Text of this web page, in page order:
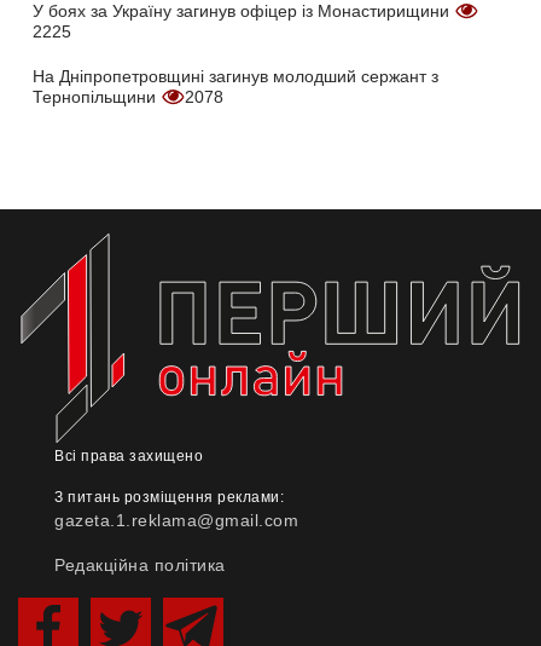
У боях за Україну загинув офіцер із Монастирищини
2225
На Дніпропетровщині загинув молодший сержант з
Тернопільщини
2078
Всі права захищено
З питань розміщення реклами:
gazeta.1.reklama@gmail.com
Редакційна політика